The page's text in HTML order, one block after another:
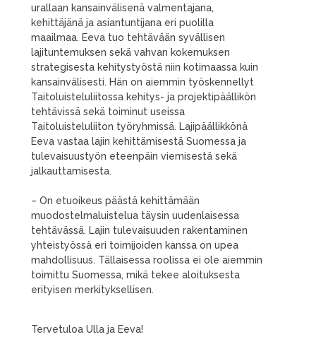
urallaan kansainvälisenä valmentajana,
kehittäjänä ja asiantuntijana eri puolilla
maailmaa. Eeva tuo tehtävään syvällisen
lajituntemuksen sekä vahvan kokemuksen
strategisesta kehitystyöstä niin kotimaassa kuin
kansainvälisesti. Hän on aiemmin työskennellyt
Taitoluisteluliitossa kehitys- ja projektipäällikön
tehtävissä sekä toiminut useissa
Taitoluisteluliiton työryhmissä. Lajipäällikkönä
Eeva vastaa lajin kehittämisestä Suomessa ja
tulevaisuustyön eteenpäin viemisestä sekä
jalkauttamisesta.
– On etuoikeus päästä kehittämään
muodostelmaluistelua täysin uudenlaisessa
tehtävässä. Lajin tulevaisuuden rakentaminen
yhteistyössä eri toimijoiden kanssa on upea
mahdollisuus. Tällaisessa roolissa ei ole aiemmin
toimittu Suomessa, mikä tekee aloituksesta
erityisen merkityksellisen.
Tervetuloa Ulla ja Eeva!